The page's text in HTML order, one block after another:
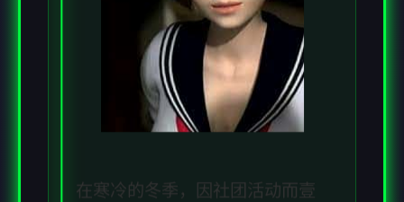
在寒冷的冬季，因社团活动而壹